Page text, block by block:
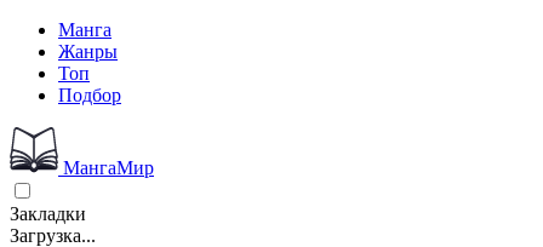
Манга
Жанры
Топ
Подбор
МангаМир
Закладки
Загрузка...